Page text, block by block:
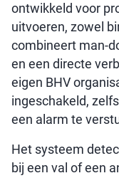
ontwikkeld voor
uitvoeren, zowel
combineert man-
en een directe
eigen BHV
ingeschakeld,
een alarm te
Het systeem
bij een val of een